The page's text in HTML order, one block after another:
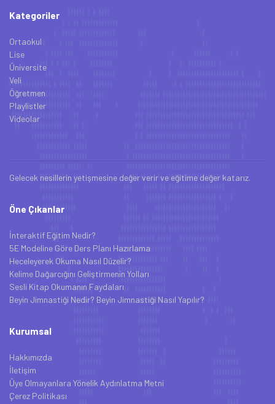
Kategoriler
Ortaokul
Lise
Üniversite
Veli
Öğretmen
Playlistler
Videolar
Gelecek nesillerin yetişmesine değer verir ve eğitime değer katarız.
Öne Çıkanlar
İnteraktif Eğitim Nedir?
5E Modeline Göre Ders Planı Hazırlama
Heceleyerek Okuma Nasıl Düzelir?
Kelime Dağarcığını Geliştirmenin Yolları
Sesli Kitap Okumanın Faydaları
Beyin Jimnastiği Nedir? Beyin Jimnastiği Nasıl Yapılır?
Kurumsal
Hakkımızda
İletişim
Üye Olmayanlara Yönelik Aydınlatma Metni
Çerez Politikası